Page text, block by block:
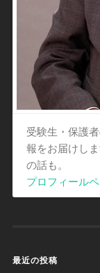
受験生・保護
報をお届けし
の話も。
プロフィール
最近の投稿